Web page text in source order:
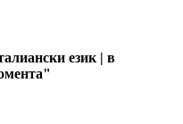
език | в